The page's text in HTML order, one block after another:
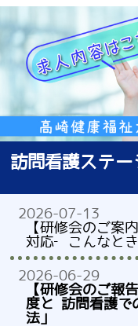
訪問看護ステ
2026-07-13
【研修会のご案
対応‐こんなと
2026-06-29
【研修会のご報
度と 訪問看護で
法」